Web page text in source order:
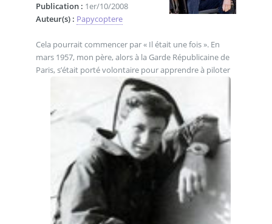
Publication : 1er/10/2008
Auteur(s) : Papycoptere
Cela pourrait commencer par « Il était une fois ». En
mars 1957, mon père, alors à la Garde Républicaine de
Paris, s’était porté volontaire pour apprendre à piloter